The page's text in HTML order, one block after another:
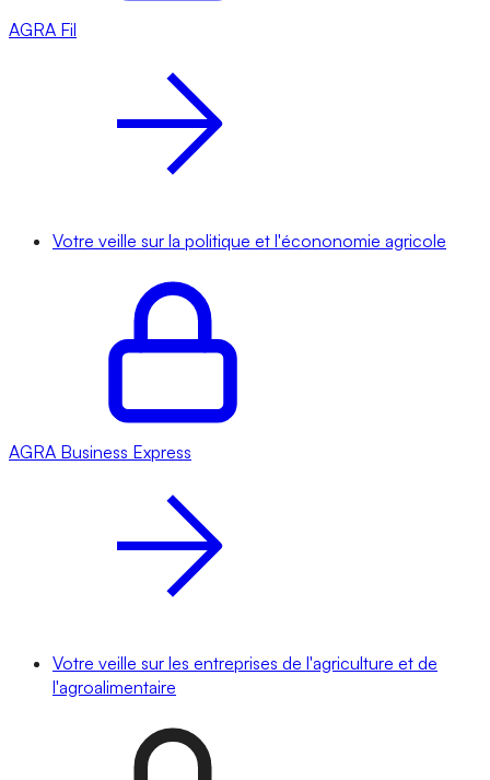
AGRA Fil
Votre veille sur la politique et l'écononomie agricole
AGRA Business Express
Votre veille sur les entreprises de l'agriculture et de
l'agroalimentaire